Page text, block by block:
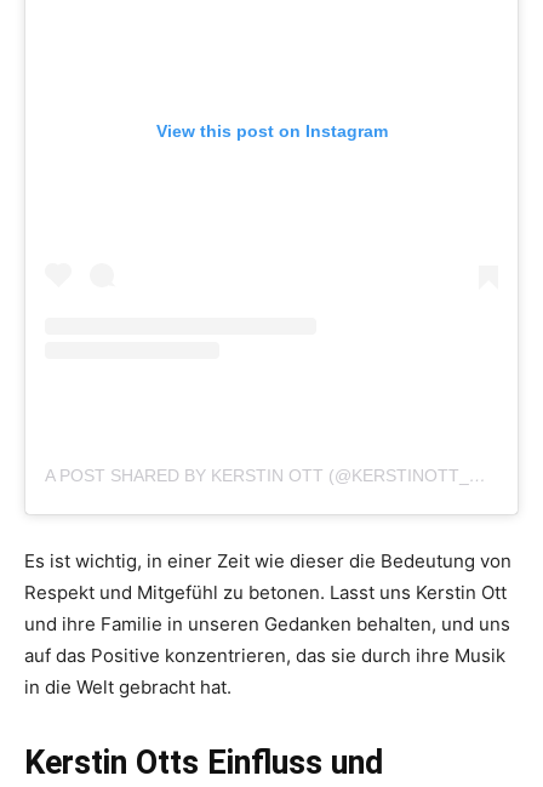
View this post on Instagram
A POST SHARED BY KERSTIN OTT (@KERSTINOTT_OFFICIAL)
Es ist wichtig, in einer Zeit wie dieser die Bedeutung von
Respekt und Mitgefühl zu betonen. Lasst uns Kerstin Ott
und ihre Familie in unseren Gedanken behalten, und uns
auf das Positive konzentrieren, das sie durch ihre Musik
in die Welt gebracht hat.
Kerstin Otts Einfluss und